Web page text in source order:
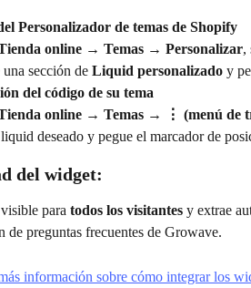
Personalizador de temas de Shopify
online → Temas → Personalizar,
una sección de Liquid personalizado y
del código de su tema
online → Temas → ⋮ (menú de
deseado y pegue el marcador de
del widget:
para todos los visitantes y extrae
de preguntas frecuentes de Growave.
información sobre cómo integrar los